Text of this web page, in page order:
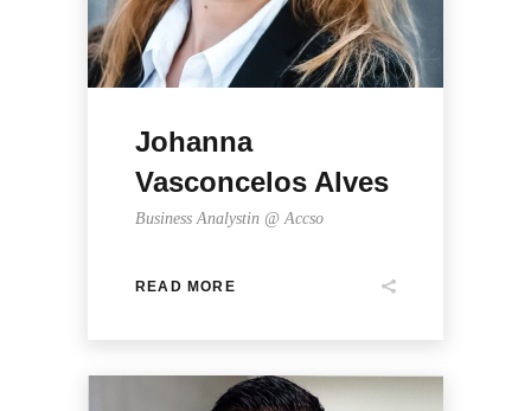
Johanna
Vasconcelos Alves
Business Analystin @ Accso
READ MORE